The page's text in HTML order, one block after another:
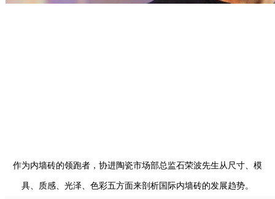
作为内墙砖的领跑者，协进陶瓷市场部总监石荣波先生从尺寸、模
具、质感、光泽、色彩五方面来剖析国际内墙砖的发展趋势。